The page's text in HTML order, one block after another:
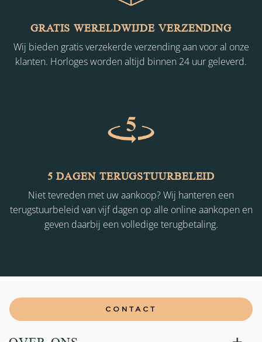
GRATIS WERELDWIJDE VERZENDING
Wij bieden gratis verzekerde verzending aan voor al onze
klanten. Horloges worden altijd binnen 24 uur geleverd.
5 DAGEN TERUGSTUURBELEID
Niet tevreden met uw aankoop? Wij hanteren een
terugstuurbeleid van vijf dagen op alle online aankopen en
geven daarbij een volledige terugbetaling.
CONTACT